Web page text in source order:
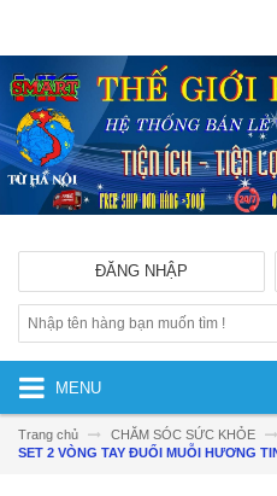
ĐĂNG NHẬP
MENU
Trang chủ
CHĂM SÓC SỨC KHỎE
SET 2 VÒNG TAY ĐUỔI MUỖI HƯƠNG